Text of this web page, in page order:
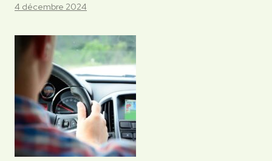
4 décembre 2024